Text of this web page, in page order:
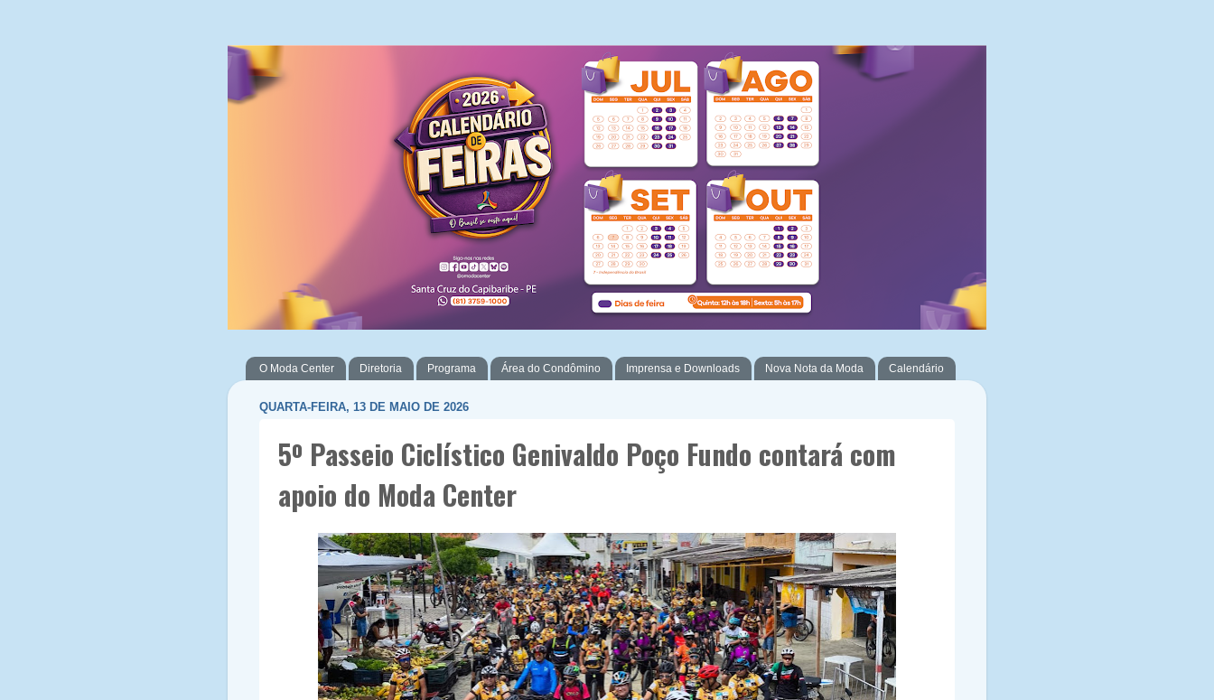
O Moda Center Diretoria Programa Área do Condômino Imprensa e Downloads Nova Nota da Moda Calendário
QUARTA-FEIRA, 13 DE MAIO DE 2026
5º Passeio Ciclístico Genivaldo Poço Fundo contará com
apoio do Moda Center